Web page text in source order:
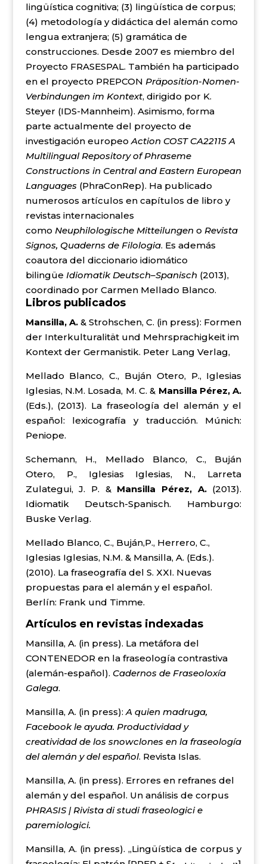
lingüística cognitiva; (3) lingüística de corpus;
(4) metodología y didáctica del alemán como
lengua extranjera; (5) gramática de
construcciones. Desde 2007 es miembro del
Proyecto FRASESPAL. También ha participado
en el proyecto PREPCON Präposition-Nomen-
Verbindungen im Kontext, dirigido por K.
Steyer (IDS-Mannheim). Asimismo, forma
parte actualmente del proyecto de
investigación europeoAction COST CA22115 A
Multilingual Repository of Phraseme
Constructions in Central and Eastern European
Languages (PhraConRep). Ha publicado
numerosos artículos en capítulos de libro y
revistas internacionales
como Neuphilologische Mitteilungen o Revista
Signos, Quaderns de Filologia. Es además
coautora del diccionario idiomático
bilingüe Idiomatik Deutsch–Spanisch (2013),
coordinado por Carmen Mellado Blanco.
Libros publicados
Mansilla, A.& Strohschen, C. (in press): Formen
der Interkulturalität und Mehrsprachigkeit im
Kontext der Germanistik. Peter Lang Verlag,
Mellado Blanco, C., Buján Otero, P., Iglesias
Iglesias, N.M. Losada, M. C. & Mansilla Pérez, A.
(Eds.), (2013). La fraseología del alemán y el
español: lexicografía y traducción. Múnich:
Peniope.
Schemann, H., Mellado Blanco, C., Buján
Otero, P., Iglesias Iglesias, N., Larreta
Zulategui, J. P. & Mansilla Pérez, A.(2013).
Idiomatik Deutsch-Spanisch. Hamburgo:
Buske Verlag.
Mellado Blanco, C., Buján,P., Herrero, C.,
Iglesias Iglesias, N.M. & Mansilla, A. (Eds.).
(2010). La fraseografía del S. XXI. Nuevas
propuestas para el alemán y el español.
Berlín: Frank und Timme.
Artículos en revistas indexadas
Mansilla, A. (in press). La metáfora del
CONTENEDOR en la fraseología contrastiva
(alemán-español). Cadernos de Fraseoloxía
Galega.
Mansilla, A. (in press):A quien madruga,
Facebook le ayuda. Productividad y
creatividad de los snowclones en la fraseología
del alemán y del español. Revista Islas.
Mansilla, A. (in press). Errores en refranes del
alemán y del español. Un análisis de corpus
PHRASIS | Rivista di studi fraseologici e
paremiologici.
Mansilla, A. (in press). „Lingüística de corpus y